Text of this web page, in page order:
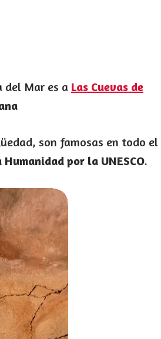
del Mar es a Las Cuevas de
son famosas en todo el
por la UNESCO.